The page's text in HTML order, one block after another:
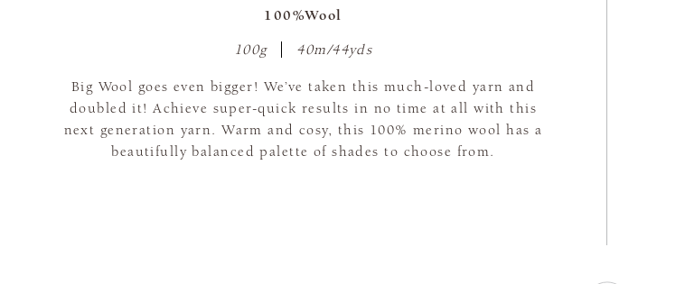
100%Wool
100g 40m/44yds
Big Wool goes even bigger! We’ve taken this much-loved yarn and
doubled it! Achieve super-quick results in no time at all with this
next generation yarn. Warm and cosy, this 100% merino wool has a
beautifully balanced palette of shades to choose from.